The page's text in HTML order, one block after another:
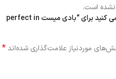
است.
اولین نفری باشید که دیدگاهی را ارسال می کنید برای “بادی میست perfect in
موردنیاز علامت‌گذاری شده‌اند*